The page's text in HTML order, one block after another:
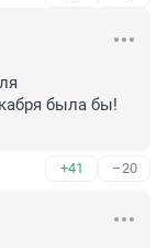
была бы!
+41 –20